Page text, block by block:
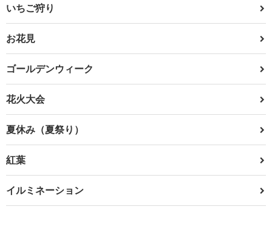
いちご狩り
お花見
ゴールデンウィーク
花火大会
夏休み（夏祭り）
紅葉
イルミネーション